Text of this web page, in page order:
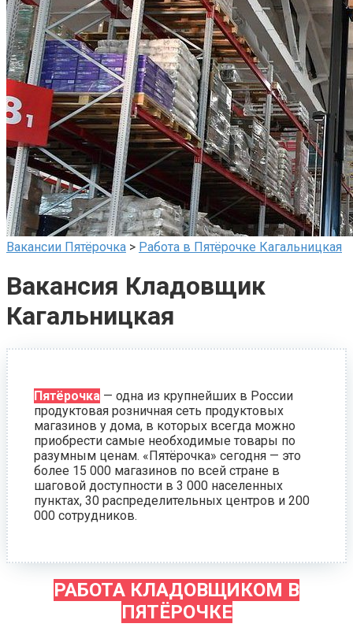
Вакансии Пятёрочка > Работа в Пятёрочке Кагальницкая
Вакансия Кладовщик
Кагальницкая
Пятёрочка — одна из крупнейших в России
продуктовая розничная сеть продуктовых
магазинов у дома, в которых всегда можно
приобрести самые необходимые товары по
разумным ценам. «Пятёрочка» сегодня — это
более 15 000 магазинов по всей стране в
шаговой доступности в 3 000 населенных
пунктах, 30 распределительных центров и 200
000 сотрудников.
РАБОТА КЛАДОВЩИКОМ В
ПЯТЁРОЧКЕ